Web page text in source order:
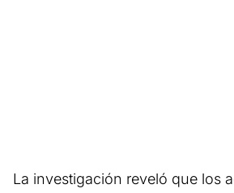
La investigación reveló que los